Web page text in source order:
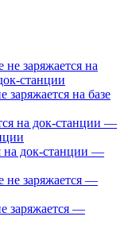
на базе
на док-станции —
заряжается —